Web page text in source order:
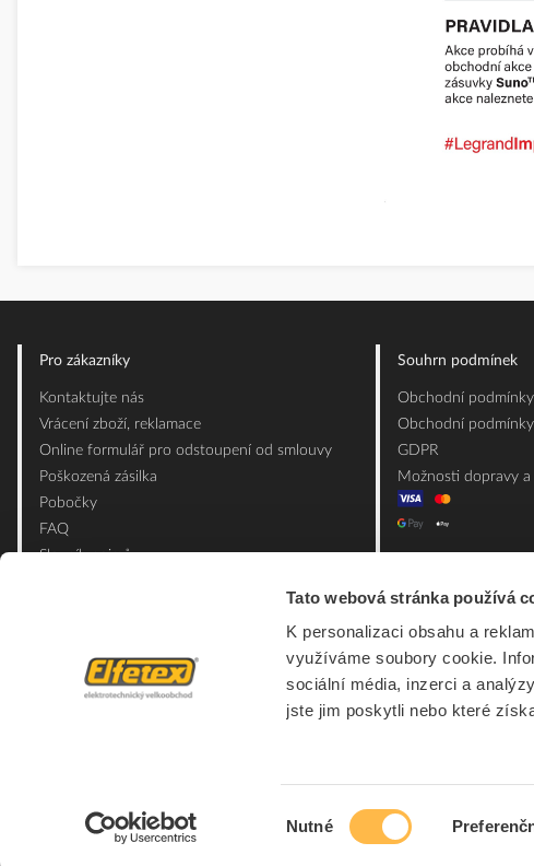
Tato webová stránka používá
K personalizaci obsahu a
využíváme soubory cookie.
sociální média, inzerci a
jste jim poskytli nebo které
Nutné
Pro zákazníky
Kontaktujte nás
Vrácení zboží, reklamace
Online formulář pro odstoupení od smlouvy
Poškozená zásilka
Pobočky
FAQ
Slovník pojmů
Souhrn podmínek
Obchodní
Obchodní
GDPR
Možnosti dopravy